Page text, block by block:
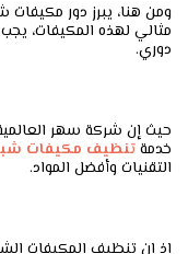
ومن هنا، يبرز دور
مثالي لهذه المكيفات،
دوري.
حيث إن شركة سهر
خدمةتنظيف مكيفات
التقنيات وأفضل المواد.